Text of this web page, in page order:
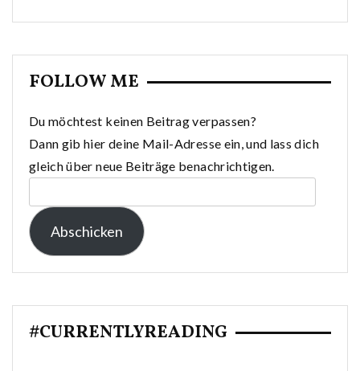
FOLLOW ME
Du möchtest keinen Beitrag verpassen?
Dann gib hier deine Mail-Adresse ein, und lass dich
gleich über neue Beiträge benachrichtigen.
Mail-
Adresse:
Abschicken
#CURRENTLYREADING